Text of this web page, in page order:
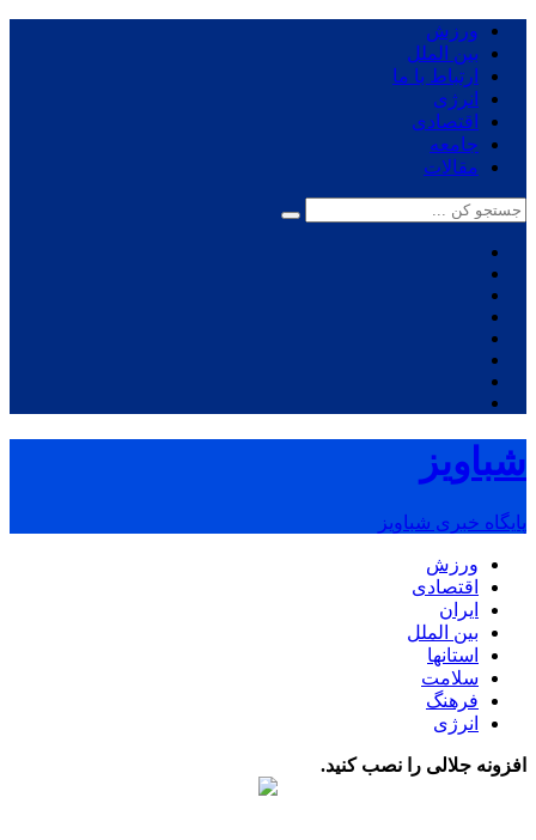
ورزش
بین الملل
ارتباط با ما
انرژی
اقتصادی
جامعه
مقالات
شباویز
پایگاه خبری شباویز
ورزش
اقتصادی
ایران
بین الملل
استانها
سلامت
فرهنگ
انرژی
افزونه جلالی را نصب کنید.